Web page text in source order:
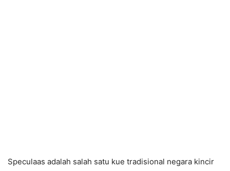
Speculaas adalah salah satu kue tradisional negara kincir